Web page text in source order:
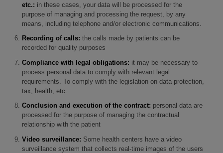
etc.: in these cases, your data will be processed for the
purpose of managing and processing the request, by any
means, including telephone and/or electronic communications.
Recording of calls: the calls made by patients can be
recorded for quality purposes
Compliance with legal obligations: it may be necessary to
process personal data to comply with relevant legal
requirements. To comply with the legislation on data protection,
tax, health, etc.
Conclusion and execution of the contract: personal data are
processed for the purpose of managing the contractual
relationship with the patient
Video surveillance: Some health centers have a video
surveillance system that collects real-time images of the users